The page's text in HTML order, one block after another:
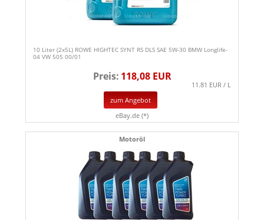
10 Liter (2x5L) ROWE HIGHTEC SYNT RS DLS SAE 5W-30 BMW Longlife-
04 VW 505 00/01
Preis: 118,08 EUR
11.81 EUR / L
zum Angebot
eBay.de (*)
Motoröl